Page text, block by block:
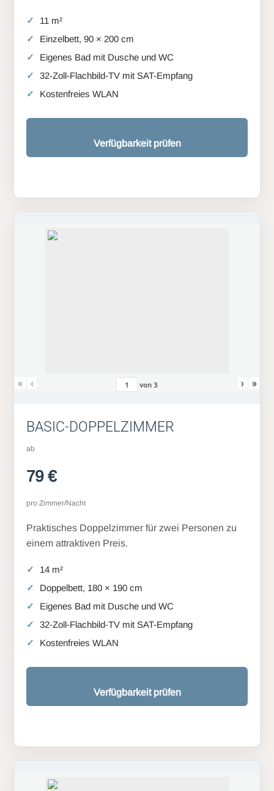
11 m²
Einzelbett, 90 × 200 cm
Eigenes Bad mit Dusche und WC
32-Zoll-Flachbild-TV mit SAT-Empfang
Kostenfreies WLAN
Verfügbarkeit prüfen
« ‹ von3 › »
BASIC-DOPPELZIMMER
ab
79 €
pro Zimmer/Nacht
Praktisches Doppelzimmer für zwei Personen zu
einem attraktiven Preis.
14 m²
Doppelbett, 180 × 190 cm
Eigenes Bad mit Dusche und WC
32-Zoll-Flachbild-TV mit SAT-Empfang
Kostenfreies WLAN
Verfügbarkeit prüfen